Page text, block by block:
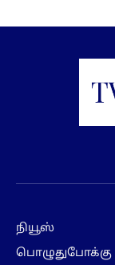
நியூஸ்
பொழுதுபோக்கு